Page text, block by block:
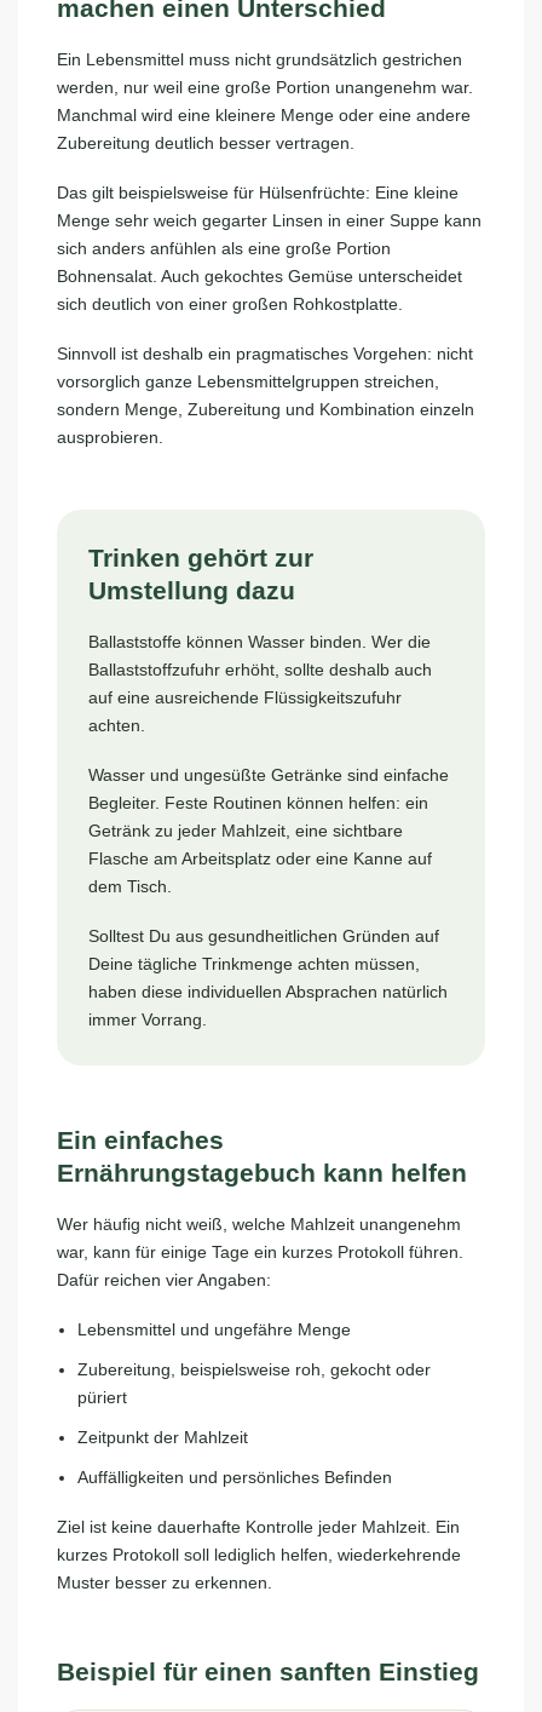
machen einen Unterschied
Ein Lebensmittel muss nicht grundsätzlich gestrichen
werden, nur weil eine große Portion unangenehm war.
Manchmal wird eine kleinere Menge oder eine andere
Zubereitung deutlich besser vertragen.
Das gilt beispielsweise für Hülsenfrüchte: Eine kleine
Menge sehr weich gegarter Linsen in einer Suppe kann
sich anders anfühlen als eine große Portion
Bohnensalat. Auch gekochtes Gemüse unterscheidet
sich deutlich von einer großen Rohkostplatte.
Sinnvoll ist deshalb ein pragmatisches Vorgehen: nicht
vorsorglich ganze Lebensmittelgruppen streichen,
sondern Menge, Zubereitung und Kombination einzeln
ausprobieren.
Trinken gehört zur
Umstellung dazu
Ballaststoffe können Wasser binden. Wer die
Ballaststoffzufuhr erhöht, sollte deshalb auch
auf eine ausreichende Flüssigkeitszufuhr
achten.
Wasser und ungesüßte Getränke sind einfache
Begleiter. Feste Routinen können helfen: ein
Getränk zu jeder Mahlzeit, eine sichtbare
Flasche am Arbeitsplatz oder eine Kanne auf
dem Tisch.
Solltest Du aus gesundheitlichen Gründen auf
Deine tägliche Trinkmenge achten müssen,
haben diese individuellen Absprachen natürlich
immer Vorrang.
Ein einfaches
Ernährungstagebuch kann helfen
Wer häufig nicht weiß, welche Mahlzeit unangenehm
war, kann für einige Tage ein kurzes Protokoll führen.
Dafür reichen vier Angaben:
Lebensmittel und ungefähre Menge
Zubereitung, beispielsweise roh, gekocht oder
püriert
Zeitpunkt der Mahlzeit
Auffälligkeiten und persönliches Befinden
Ziel ist keine dauerhafte Kontrolle jeder Mahlzeit. Ein
kurzes Protokoll soll lediglich helfen, wiederkehrende
Muster besser zu erkennen.
Beispiel für einen sanften Einstieg